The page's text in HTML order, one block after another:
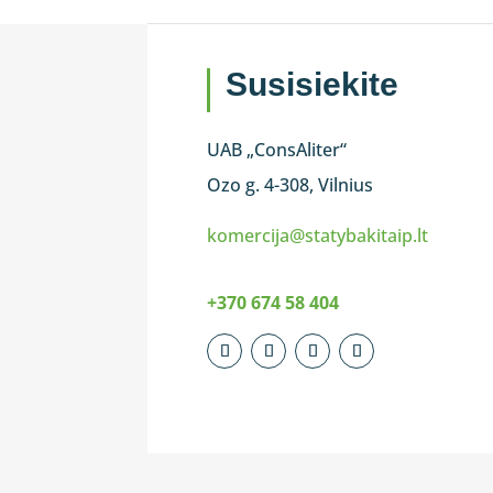
Susisiekite
UAB „ConsAliter“
Ozo g. 4-308, Vilnius
komercija@statybakitaip.lt
+370 674 58 404